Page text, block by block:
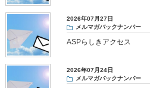
2026年07月27日
メルマガバックナンバー
ASPらしきアクセス
2026年07月24日
メルマガバックナンバー